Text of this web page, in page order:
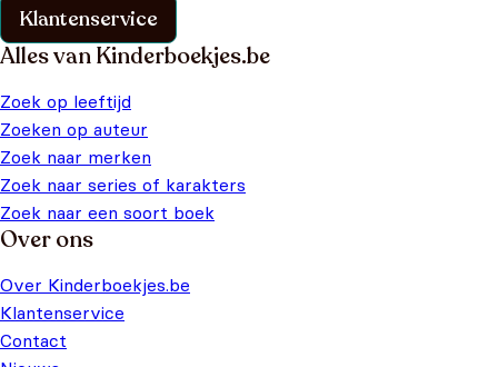
Klantenservice
Alles van Kinderboekjes.be
Zoek op leeftijd
Zoeken op auteur
Zoek naar merken
Zoek naar series of karakters
Zoek naar een soort boek
Over ons
Over Kinderboekjes.be
Klantenservice
Contact